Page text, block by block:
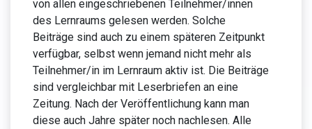
von allen eingeschriebenen Teilnehmer/innen
des Lernraums gelesen werden. Solche
Beiträge sind auch zu einem späteren Zeitpunkt
verfügbar, selbst wenn jemand nicht mehr als
Teilnehmer/in im Lernraum aktiv ist. Die Beiträge
sind vergleichbar mit Leserbriefen an eine
Zeitung. Nach der Veröffentlichung kann man
diese auch Jahre später noch nachlesen. Alle